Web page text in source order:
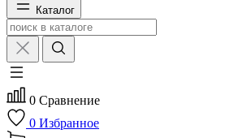
Каталог
0 Сравнение
0 Избранное